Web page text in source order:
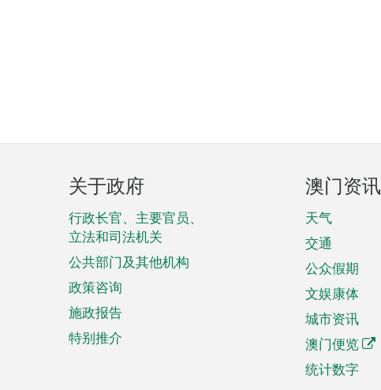
页
脚
菜
单
关于政府
行政长官、主要官员、
立法和司法机关
公共部门及其他机构
政策咨询
施政报告
特别推介
澳门资讯
天气
交通
公众假期
文娱康体
城市资讯
澳门便览
统计数字